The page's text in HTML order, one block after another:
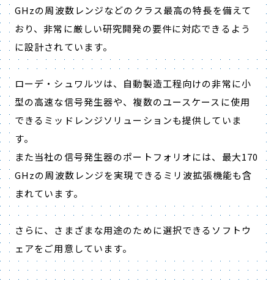
GHzの周波数レンジなどのクラス最高の特長を備えて
おり、非常に厳しい研究開発の要件に対応できるよう
に設計されています。
ローデ・シュワルツは、自動製造工程向けの非常に小
型の高速な信号発生器や、複数のユースケースに使用
できるミッドレンジソリューションも提供していま
す。
また当社の信号発生器のポートフォリオには、最大170
GHzの周波数レンジを実現できるミリ波拡張機能も含
まれています。
さらに、さまざまな用途のために選択できるソフトウ
ェアをご用意しています。